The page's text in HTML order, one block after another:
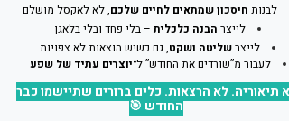
לבנות חיסכון שמתאים לחיים שלכם, לא לאקסל מושלם
לייצר הבנה כלכלית – בלי פחד ובלי בלאגן
לייצרשליטה ושקט, גם כשיש הוצאות לא צפויות
לעבור מ”שורדים את החודש” ל־יוצרים עתיד של שפע
לא תיאוריה. לא הרצאות. כלים ברורים שתיישמו כבר
החודש 🎯